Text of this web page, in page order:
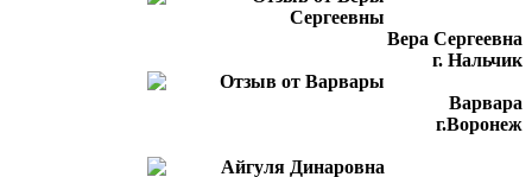
Вера Сергеевна
г. Нальчик
Варвара
г.Воронеж